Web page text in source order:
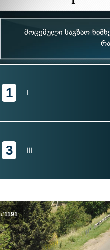
მოცემული საგზაო
1 I
3 III
#1191